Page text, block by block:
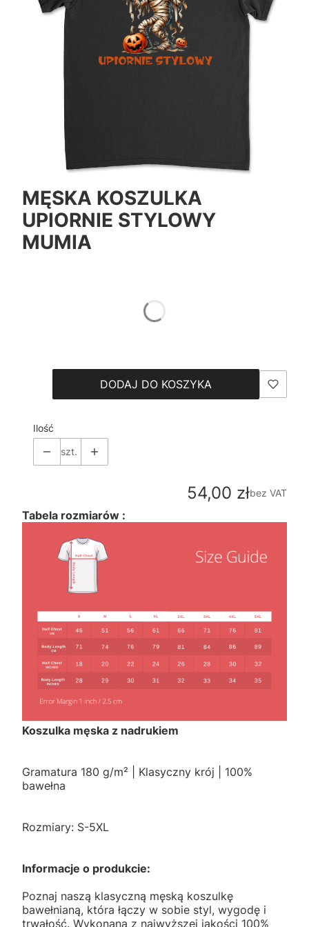
MĘSKA KOSZULKA
UPIORNIE STYLOWY
MUMIA
DODAJ DO KOSZYKA
Ilość
szt.
Cena
54,00 złbez VAT
Tabela rozmiarów :
Koszulka męska z nadrukiem
Gramatura 180 g/m² | Klasyczny krój | 100%
bawełna
Rozmiary: S-5XL
Informacje o produkcie:
Poznaj naszą klasyczną męską koszulkę
bawełnianą, która łączy w sobie styl, wygodę i
trwałość. Wykonana z najwyższej jakości 100%